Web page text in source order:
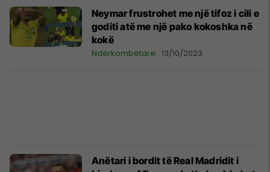
Neymar frustrohet me një tifoz i cili e
goditi atë me një pako kokoshka në
kokë
Ndërkombëtare 13/10/2023
Anëtari i bordit të Real Madridit i